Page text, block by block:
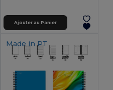
Ajouter au Panier
Made in PT